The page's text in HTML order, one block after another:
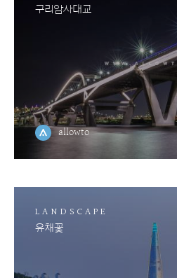
구리암사대교
allowto
LANDSCAPE
유채꽃